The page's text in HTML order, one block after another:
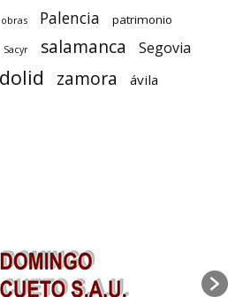
obras Palencia patrimonio
Sacyr salamanca Segovia
zamora ávila